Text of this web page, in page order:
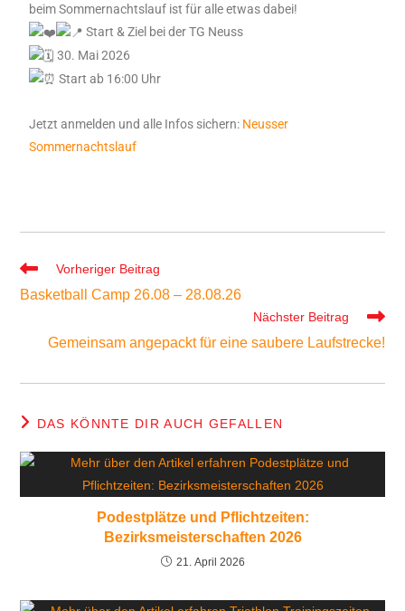
beim Sommernachtslauf ist für alle etwas dabei!
Start & Ziel bei der TG Neuss
30. Mai 2026
Start ab 16:00 Uhr
Jetzt anmelden und alle Infos sichern: Neusser
Sommernachtslauf
Vorheriger Beitrag
Basketball Camp 26.08 – 28.08.26
Nächster Beitrag
Gemeinsam angepackt für eine saubere Laufstrecke!
DAS KÖNNTE DIR AUCH GEFALLEN
Podestplätze und Pflichtzeiten:
Bezirksmeisterschaften 2026
21. April 2026